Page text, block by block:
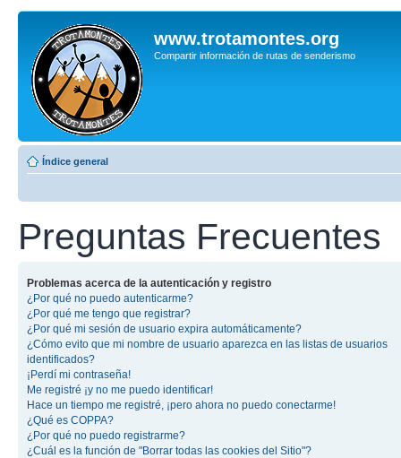
www.trotamontes.org
Compartir información de rutas de senderismo
Índice general
Preguntas Frecuentes
Problemas acerca de la autenticación y registro
¿Por qué no puedo autenticarme?
¿Por qué me tengo que registrar?
¿Por qué mi sesión de usuario expira automáticamente?
¿Cómo evito que mi nombre de usuario aparezca en las listas de usuarios
identificados?
¡Perdí mi contraseña!
Me registré ¡y no me puedo identificar!
Hace un tiempo me registré, ¡pero ahora no puedo conectarme!
¿Qué es COPPA?
¿Por qué no puedo registrarme?
¿Cuál es la función de "Borrar todas las cookies del Sitio"?